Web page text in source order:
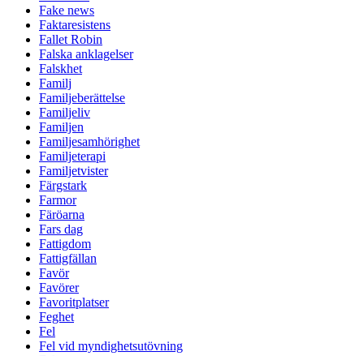
Fake news
Faktaresistens
Fallet Robin
Falska anklagelser
Falskhet
Familj
Familjeberättelse
Familjeliv
Familjen
Familjesamhörighet
Familjeterapi
Familjetvister
Färgstark
Farmor
Färöarna
Fars dag
Fattigdom
Fattigfällan
Favör
Favörer
Favoritplatser
Feghet
Fel
Fel vid myndighetsutövning